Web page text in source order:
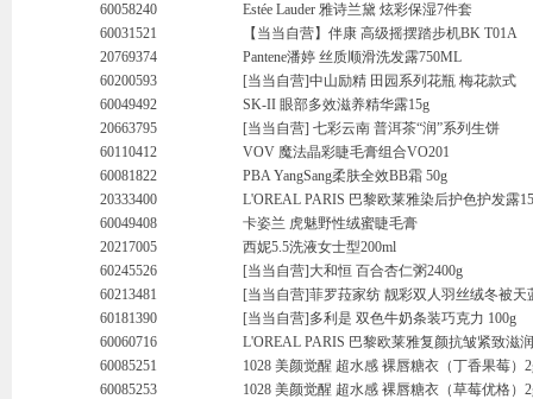
60058240
Estée Lauder 雅诗兰黛 炫彩保湿7件套
60031521
【当当自营】伴康 高级摇摆踏步机BK T01A
20769374
Pantene潘婷 丝质顺滑洗发露750ML
60200593
[当当自营]中山励精 田园系列花瓶 梅花款式
60049492
SK-II 眼部多效滋养精华露15g
20663795
[当当自营] 七彩云南 普洱茶“润”系列生饼
60110412
VOV 魔法晶彩睫毛膏组合VO201
60081822
PBA YangSang柔肤全效BB霜 50g
20333400
L'OREAL PARIS 巴黎欧莱雅染后护色护发露
60049408
卡姿兰 虎魅野性绒蜜睫毛膏
20217005
西妮5.5洗液女士型200ml
60245526
[当当自营]大和恒 百合杏仁粥2400g
60213481
[当当自营]菲罗菈家纺 靓彩双人羽丝绒冬被天
60181390
[当当自营]多利是 双色牛奶条装巧克力 100g
60060716
L'OREAL PARIS 巴黎欧莱雅复颜抗皱紧致滋
60085251
1028 美颜觉醒 超水感 裸唇糖衣（丁香果莓）
60085253
1028 美颜觉醒 超水感 裸唇糖衣（草莓优格）